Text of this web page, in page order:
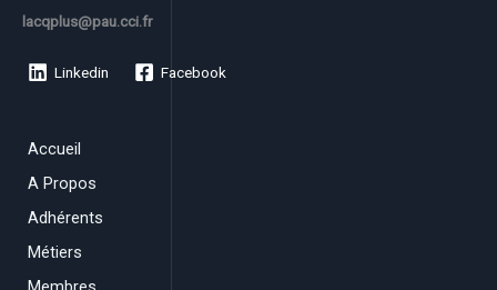
lacqplus@pau.cci.fr
Linkedin Facebook
Accueil
A Propos
Adhérents
Métiers